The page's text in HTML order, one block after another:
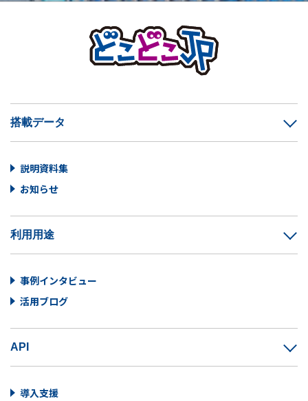
搭載データ
説明資料集
お知らせ
利用用途
事例インタビュー
活用ブログ
API
導入支援